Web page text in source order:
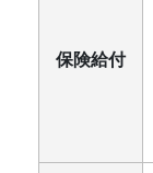
保険給付